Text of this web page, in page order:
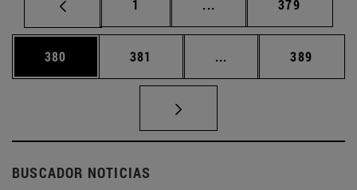
Página
1 ... Páginas intermedias
Página
379
Página
380 Página
381 ... Páginas intermedias
Página
389
BUSCADOR NOTICIAS